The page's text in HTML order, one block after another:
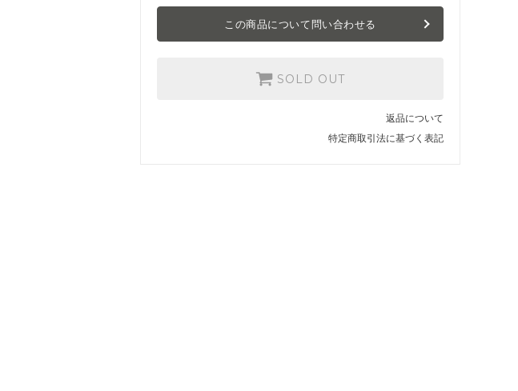
この商品について問い合わせる
SOLD OUT
返品について
特定商取引法に基づく表記